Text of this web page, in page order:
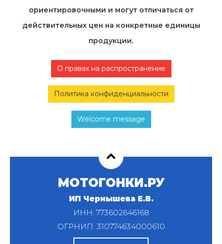
ориентировочными и могут отличаться от
действительных цен на конкретные единицы
продукции.
О правах на распространение
Политика конфиденциальности
Welcome message
МОТОГОНКИ.РУ
ИП Чернышева Е.В.
ИНН: 773602646168
ОГРНИП: 310774634000610